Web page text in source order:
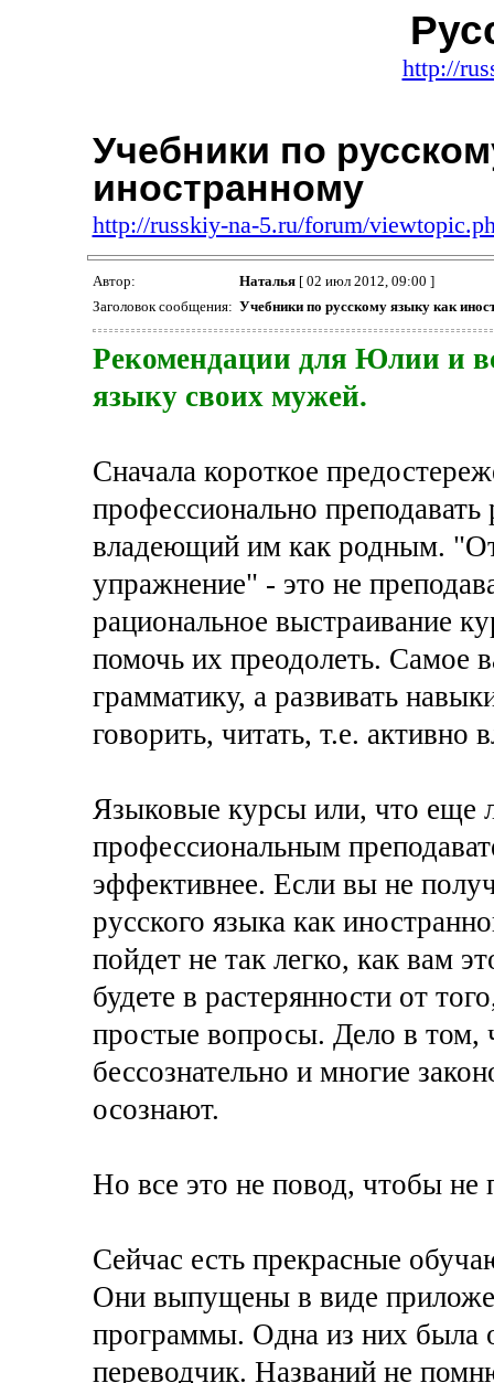
http://
Учебники по
иностранному
http://russkiy-na-5.ru/forum/
Автор: Наталья[ 02 июл 2012, 09:00 ]
Заголовок сообщения: Учебники по русскому языку как
Рекомендации для Юлии и
языку своих мужей.
Сначала короткое
профессионально
владеющий им как родным.
упражнение" - это не
рациональное выстраивание
помочь их преодолеть. Самое
грамматику, а развивать
говорить, читать, т.е. активно
Языковые курсы или, что еще
профессиональным
эффективнее. Если вы не
русского языка как
пойдет не так легко, как вам
будете в растерянности от
простые вопросы. Дело в том,
бессознательно и многие
осознают.
Но все это не повод, чтобы не
Сейчас есть прекрасные
Они выпущены в виде
программы. Одна из них была
переводчик. Названий не